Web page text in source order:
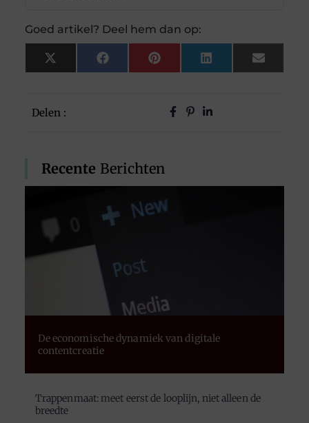
Delen :
Recente Berichten
De economische dynamiek van digitale
contentcreatie
Trappenmaat: meet eerst de looplijn, niet alleen de
breedte
Goed artikel? Deel hem dan op:
X
(Twitter)
FacebookPinterestLinkedInEmail